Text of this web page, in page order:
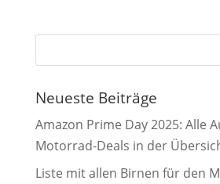
Neueste Beiträge
Amazon Prime Day 2025: Alle
Motorrad-Deals in der
Liste mit allen Birnen für den